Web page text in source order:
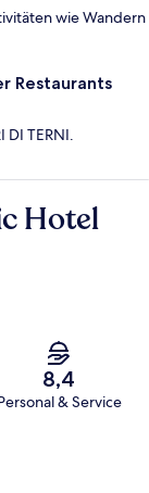
wie Wandern
Restaurants
DI TERNI.
Hotel
8,4
& Service